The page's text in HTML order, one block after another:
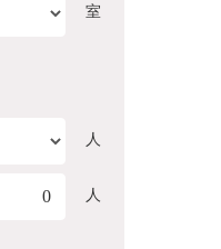
室
人
0 人